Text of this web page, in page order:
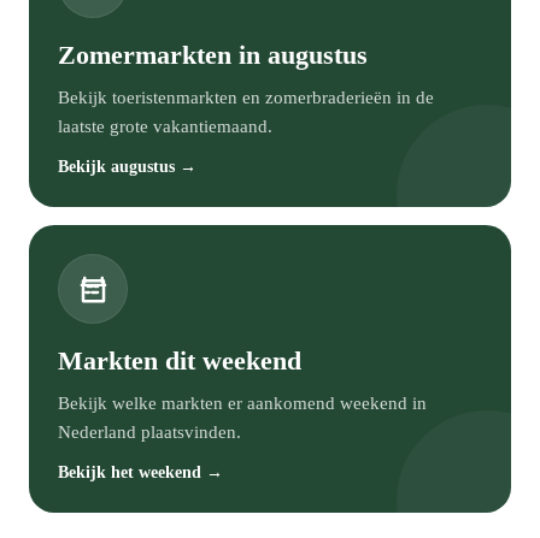
Zomermarkten in augustus
Bekijk toeristenmarkten en zomerbraderieën in de
laatste grote vakantiemaand.
Bekijk augustus →
Markten dit weekend
Bekijk welke markten er aankomend weekend in
Nederland plaatsvinden.
Bekijk het weekend →